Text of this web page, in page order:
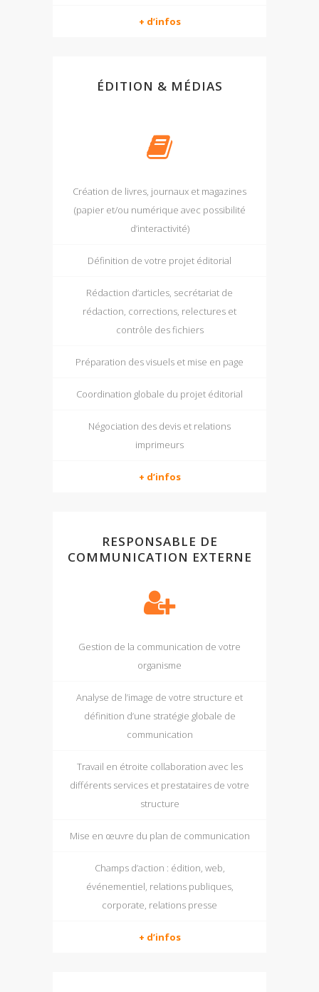
+ d’infos
ÉDITION & MÉDIAS
Création de livres, journaux et magazines
(papier et/ou numérique avec possibilité
d’interactivité)
Définition de votre projet éditorial
Rédaction d’articles, secrétariat de
rédaction, corrections, relectures et
contrôle des fichiers
Préparation des visuels et mise en page
Coordination globale du projet éditorial
Négociation des devis et relations
imprimeurs
+ d’infos
RESPONSABLE DE
COMMUNICATION EXTERNE
Gestion de la communication de votre
organisme
Analyse de l’image de votre structure et
définition d’une stratégie globale de
communication
Travail en étroite collaboration avec les
différents services et prestataires de votre
structure
Mise en œuvre du plan de communication
Champs d’action : édition, web,
événementiel, relations publiques,
corporate, relations presse
+ d’infos